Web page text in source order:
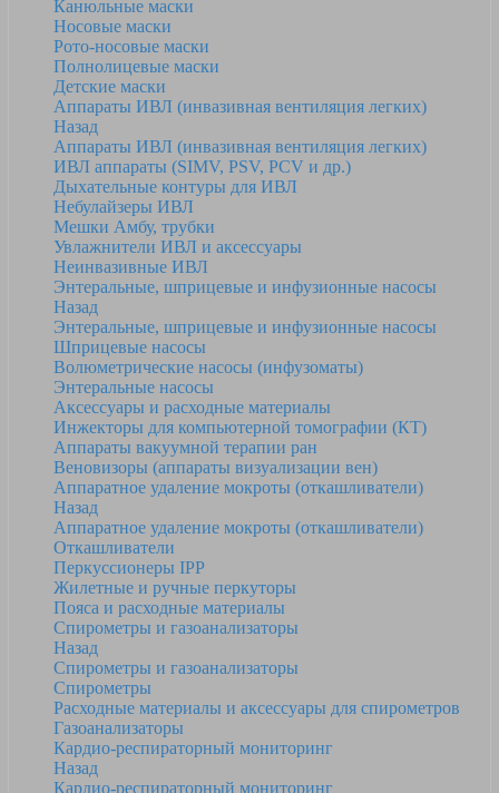
Канюльные маски
Носовые маски
Рото-носовые маски
Полнолицевые маски
Детские маски
Аппараты ИВЛ (инвазивная вентиляция легких)
Назад
Аппараты ИВЛ (инвазивная вентиляция легких)
ИВЛ аппараты (SIMV, PSV, PCV и др.)
Дыхательные контуры для ИВЛ
Небулайзеры ИВЛ
Мешки Амбу, трубки
Увлажнители ИВЛ и аксессуары
Неинвазивные ИВЛ
Энтеральные, шприцевые и инфузионные насосы
Назад
Энтеральные, шприцевые и инфузионные насосы
Шприцевые насосы
Волюметрические насосы (инфузоматы)
Энтеральные насосы
Аксессуары и расходные материалы
Инжекторы для компьютерной томографии (КТ)
Аппараты вакуумной терапии ран
Веновизоры (аппараты визуализации вен)
Аппаратное удаление мокроты (откашливатели)
Назад
Аппаратное удаление мокроты (откашливатели)
Откашливатели
Перкуссионеры IPP
Жилетные и ручные перкуторы
Пояса и расходные материалы
Спирометры и газоанализаторы
Назад
Спирометры и газоанализаторы
Спирометры
Расходные материалы и аксессуары для спирометров
Газоанализаторы
Кардио-респираторный мониторинг
Назад
Кардио-респираторный мониторинг